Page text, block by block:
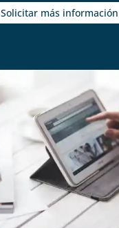
Solicitar más información